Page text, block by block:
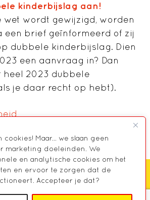
Maar... we slaan geen
marketing doeleinden. We
en analytische cookies om het
en ervoor te zorgen dat de
Accepteer je dat?
kinderbijslag aan!
wet wordt gewijzigd, worden
een brief geïnformeerd of zij
dubbele kinderbijslag. Dien
een aanvraag in? Dan
heel 2023 dubbele
je daar recht op hebt).
Zoeken